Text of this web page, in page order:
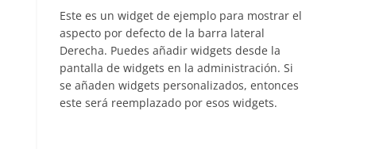
Este es un widget de ejemplo para mostrar el
aspecto por defecto de la barra lateral
Derecha. Puedes añadir widgets desde la
pantalla de widgets en la administración. Si
se añaden widgets personalizados, entonces
este será reemplazado por esos widgets.